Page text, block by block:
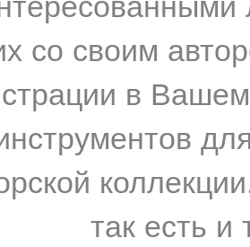
со своим
в
так есть и